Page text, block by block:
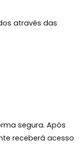
através das
segura. Após
receberá acesso